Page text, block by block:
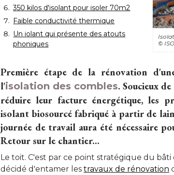
©
350 kilos d'isolant pour isoler 70m2
Faible conductivité thermique
Un iolant qui présente des atouts
phoniques
Première étape de la rénovation
l'isolation des combles. Soucieux
réduire leur facture énergétique, les
isolant biosourcé fabriqué à partir de
journée de travail aura été nécessaire
Retour sur le chantier...
Le toit. C'est par ce point stratégique du
décidé d'entamer les travaux de rénovation